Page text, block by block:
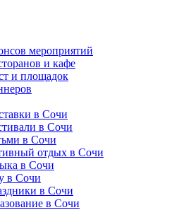
мероприятий
и кафе
и площадок
в Сочи
в Сочи
в Сочи
отдых в Сочи
в Сочи
в Сочи
в Сочи
в Сочи